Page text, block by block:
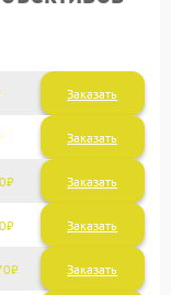
Заказать
Заказать